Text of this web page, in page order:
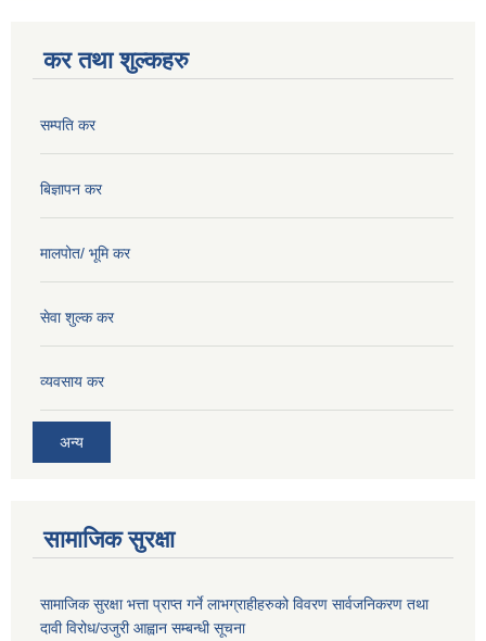
कर तथा शुल्कहरु
सम्पति कर
बिज्ञापन कर
मालपोत/ भूमि कर
सेवा शुल्क कर
व्यवसाय कर
अन्य
सामाजिक सुरक्षा
सामाजिक सुरक्षा भत्ता प्राप्त गर्ने लाभग्राहीहरुको विवरण सार्वजनिकरण तथा
दावी विरोध/उजुरी आह्वान सम्बन्धी सूचना